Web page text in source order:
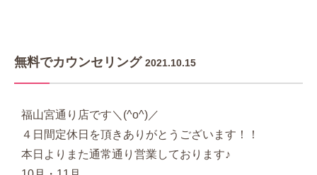
無料でカウンセリング 2021.10.15
福山宮通り店です＼(^o^)／
４日間定休日を頂きありがとうございます！！
本日よりまた通常通り営業しております♪